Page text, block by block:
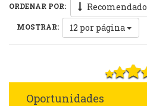
ORDENAR POR: Recomendado
MOSTRAR: 12 por página
Oportunidades